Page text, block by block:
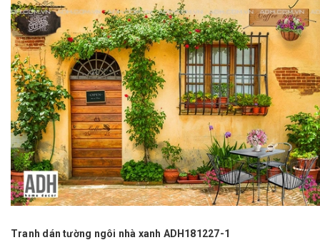
Tranh dán tường ngôi nhà xanh ADH181227-1